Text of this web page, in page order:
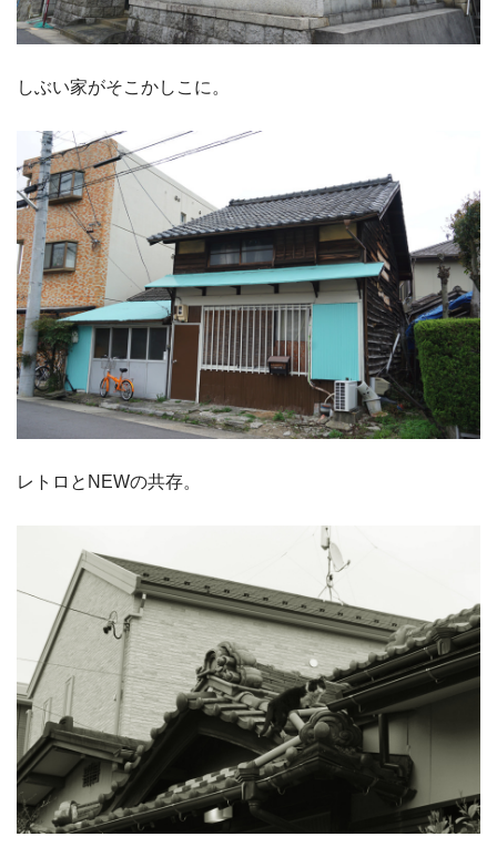
しぶい家がそこかしこに。
レトロとNEWの共存。